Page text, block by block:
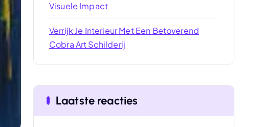
Visuele Impact
Verrijk Je Interieur Met Een Betoverend
Cobra Art Schilderij
Laatste reacties